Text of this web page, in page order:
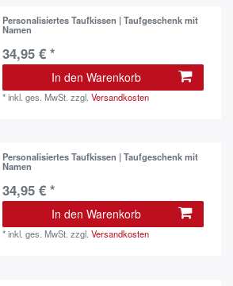
Personalisiertes Taufkissen | Taufgeschenk mit
Namen
34,95 € *
In den Warenkorb
*inkl. ges. MwSt. zzgl.Versandkosten
Personalisiertes Taufkissen | Taufgeschenk mit
Namen
34,95 € *
In den Warenkorb
*inkl. ges. MwSt. zzgl.Versandkosten